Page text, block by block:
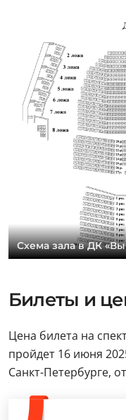
Схема зала в ДК
Билеты и
Цена билета на
пройдет 16 июня
Санкт-Петербурге,